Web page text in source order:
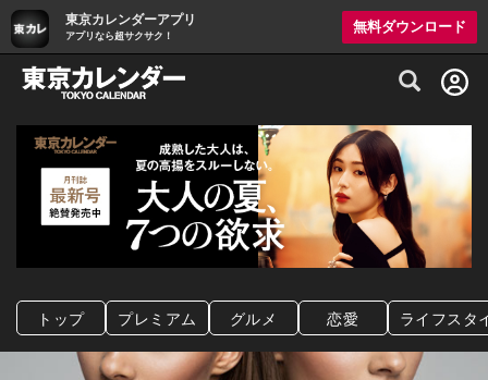
東京カレンダーアプリ
アプリなら超サクサク！
無料ダウンロード
グルメ情報・プレミアムレストラン予約
トップ プレミアム グルメ 恋愛 ライフスタ